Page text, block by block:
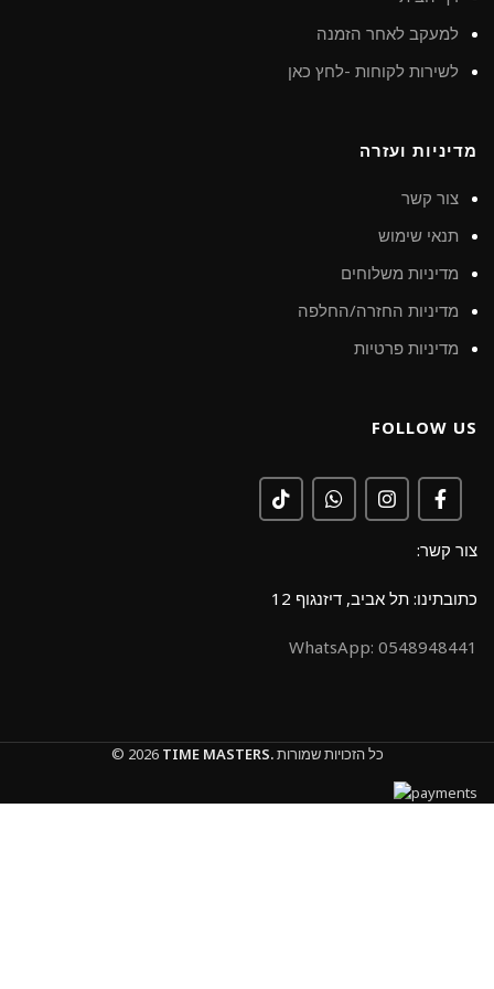
למעקב לאחר הזמנה
לשירות לקוחות -לחץ כאן
מדיניות ועזרה
צור קשר
תנאי שימוש
מדיניות משלוחים
מדיניות החזרה/החלפה
מדיניות פרטיות
FOLLOW US
צור קשר:
כתובתינו: תל אביב, דיזנגוף 12
0548948441 :WhatsApp
© 2026 TIME MASTERS.כל הזכויות שמורות